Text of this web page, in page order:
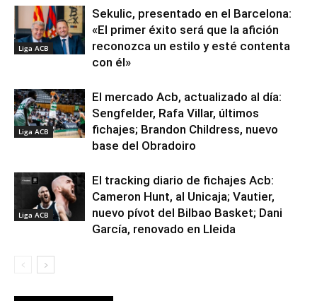
Liga ACB
Sekulic, presentado en el Barcelona:
«El primer éxito será que la afición
reconozca un estilo y esté contenta
con él»
Liga ACB
El mercado Acb, actualizado al día:
Sengfelder, Rafa Villar, últimos
fichajes; Brandon Childress, nuevo
base del Obradoiro
Liga ACB
El tracking diario de fichajes Acb:
Cameron Hunt, al Unicaja; Vautier,
nuevo pívot del Bilbao Basket; Dani
García, renovado en Lleida